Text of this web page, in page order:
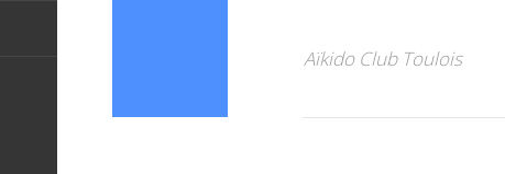
Aïkido Club Toulois